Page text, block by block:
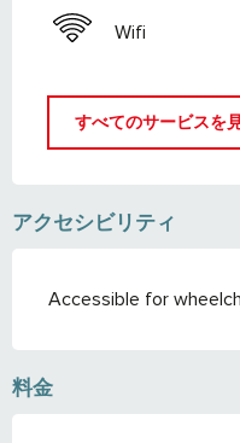
Wifi
すべてのサービスを
アクセシビリティ
Accessible for
料金